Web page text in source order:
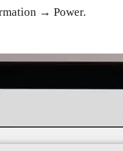
→ Power.